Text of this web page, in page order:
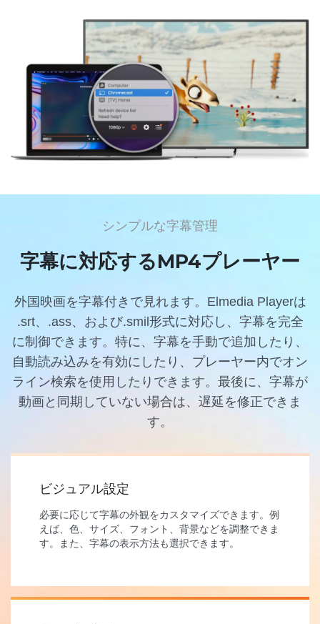
シンプルな字幕管理
字幕に対応するMP4プレーヤー
外国映画を字幕付きで見れます。Elmedia Playerは
.srt、.ass、および.smil形式に対応し、字幕を完全
に制御できます。特に、字幕を手動で追加したり、
自動読み込みを有効にしたり、プレーヤー内でオン
ライン検索を使用したりできます。最後に、字幕が
動画と同期していない場合は、遅延を修正できま
す。
ビジュアル設定
必要に応じて字幕の外観をカスタマイズできます。例
えば、色、サイズ、フォント、背景などを調整できま
す。また、字幕の表示方法も選択できます。